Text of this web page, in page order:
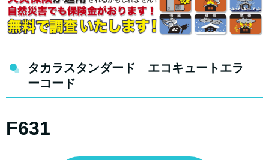
タカラスタンダード エコキュートエラ
ーコード
F631